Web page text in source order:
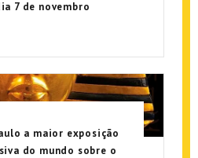
7 de novembro
a maior exposição
do mundo sobre o